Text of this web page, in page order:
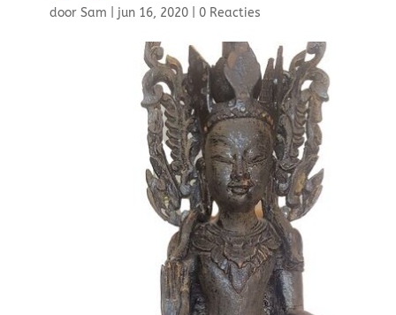
door Sam jun 16, 2020| 0 Reacties